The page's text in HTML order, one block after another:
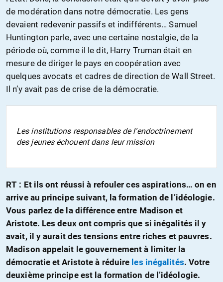
de modération dans notre démocratie. Les gens
devaient redevenir passifs et indifférents… Samuel
Huntington parle, avec une certaine nostalgie, de la
période où, comme il le dit, Harry Truman était en
mesure de diriger le pays en coopération avec
quelques avocats et cadres de direction de Wall Street.
Il n’y avait pas de crise de la démocratie.
Les institutions responsables de l’endoctrinement
des jeunes échouent dans leur mission
RT : Et ils ont réussi à refouler ces aspirations… on en
arrive au principe suivant, la formation de l’idéologie.
Vous parlez de la différence entre Madison et
Aristote. Les deux ont compris que si inégalités il y
avait, il y aurait des tensions entre riches et pauvres.
Madison appelait le gouvernement à limiter la
démocratie et Aristote à réduire les inégalités. Votre
deuxième principe est la formation de l’idéologie.